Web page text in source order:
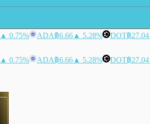
▲ 0.75% ADA฿6.66 ▲ 5.28% DOT฿27.04
▲ 0.75% ADA฿6.66 ▲ 5.28% DOT฿27.04